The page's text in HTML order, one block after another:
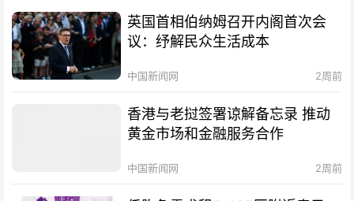
英国首相伯纳姆召开内阁首次会
议：纾解民众生活成本
中国新闻网 2周前
香港与老挝签署谅解备忘录 推动
黄金市场和金融服务合作
中国新闻网 2周前